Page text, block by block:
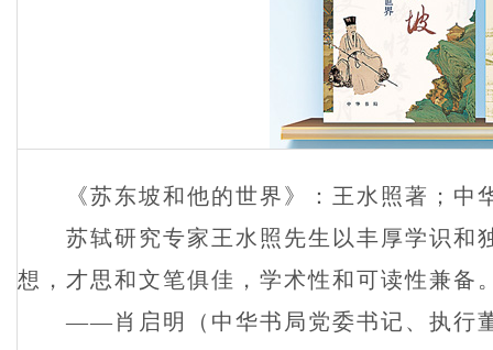
《苏东坡和他的世界》：王水照著；中
苏轼研究专家王水照先生以丰厚学识和
想，才思和文笔俱佳，学术性和可读性兼备
——肖启明（中华书局党委书记、执行